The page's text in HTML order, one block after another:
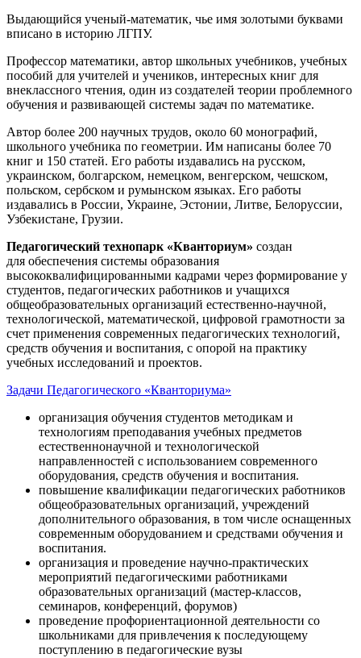
Выдающийся ученый-математик, чье имя золотыми буквами
вписано в историю ЛГПУ.
Профессор математики, автор школьных учебников, учебных
пособий для учителей и учеников, интересных книг для
внеклассного чтения, один из создателей теории проблемного
обучения и развивающей системы задач по математике.
Автор более 200 научных трудов, около 60 монографий,
школьного учебника по геометрии. Им написаны более 70
книг и 150 статей. Его работы издавались на русском,
украинском, болгарском, немецком, венгерском, чешском,
польском, сербском и румынском языках. Его работы
издавались в России, Украине, Эстонии, Литве, Белоруссии,
Узбекистане, Грузии.
Педагогический технопарк «Кванториум» создан
для обеспечения системы образования
высококвалифицированными кадрами через формирование у
студентов, педагогических работников и учащихся
общеобразовательных организаций естественно-научной,
технологической, математической, цифровой грамотности за
счет применения современных педагогических технологий,
средств обучения и воспитания, с опорой на практику
учебных исследований и проектов.
Задачи Педагогического «Кванториума»
организация обучения студентов методикам и
технологиям преподавания учебных предметов
естественнонаучной и технологической
направленностей с использованием современного
оборудования, средств обучения и воспитания.
повышение квалификации педагогических работников
общеобразовательных организаций, учреждений
дополнительного образования, в том числе оснащенных
современным оборудованием и средствами обучения и
воспитания.
организация и проведение научно-практических
мероприятий педагогическими работниками
образовательных организаций (мастер-классов,
семинаров, конференций, форумов)
проведение профориентационной деятельности со
школьниками для привлечения к последующему
поступлению в педагогические вузы